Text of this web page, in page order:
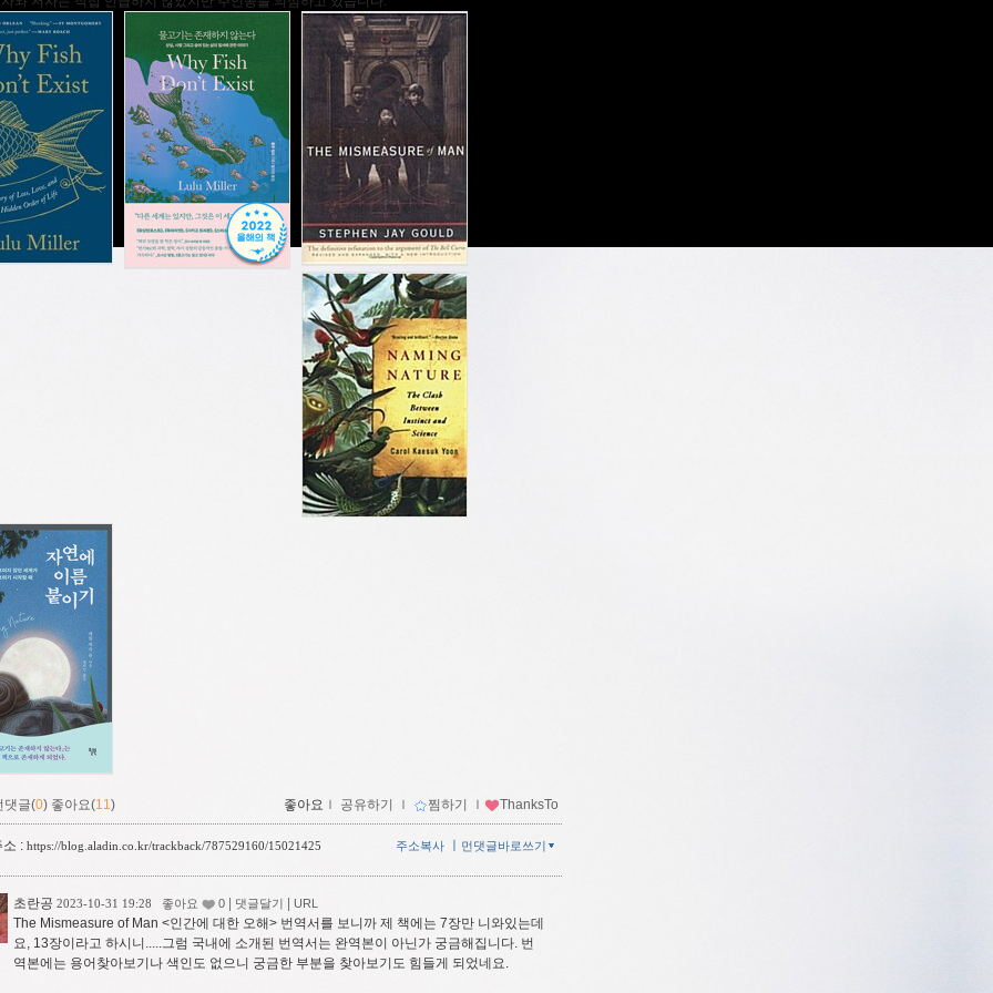
댓글(0) 좋아요(11) 좋아요 ｌ 공유하기 ｌ 찜하기 ｌ ThanksTo
소 : https://blog.aladin.co.kr/trackback/787529160/15021425 먼댓글바로쓰기
주소복사
초란공 2023-10-31 19:28 좋아요 0 댓글달기 URL
The Mismeasure of Man <인간에 대한 오해> 번역서를 보니까 제 책에는 7장만 니와있는데
요, 13장이라고 하시니.....그럼 국내에 소개된 번역서는 완역본이 아닌가 궁금해집니다. 번
역본에는 용어찾아보기나 색인도 없으니 궁금한 부분을 찾아보기도 힘들게 되었네요.